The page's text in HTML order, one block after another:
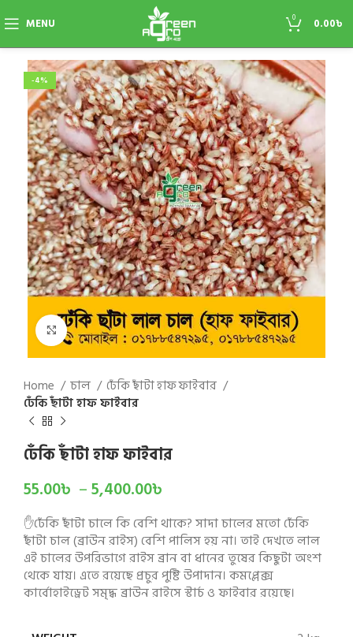
MENU 0 0.00৳
-4%
Click to enlarge
Home চাল
ঢেঁকি ছাঁটা হাফ ফাইবার
ঢেঁকি ছাঁটা হাফ ফাইবার
ঢেঁকি ছাঁটা হাফ ফাইবার
55.00৳ –5,400.00৳
✋ঢেঁকি ছাঁটা চালে কি বেশি থাকে? সাদা চালের মতো ঢেঁকি
ছাঁটা চাল (ব্রাউন রাইস) বেশি পালিস হয় না। তাই দেখতে লাল
এই চালের উপরিভাগে রাইস ব্রান বা ধানের তুষের কিছুটা অংশ
থেকে যায়। এতে রয়েছে প্রচুর পুষ্টি উপাদান। কমপ্লেক্স
কার্বোহাইড্রেট সমৃদ্ধ ব্রাউন রাইসে স্টার্চ ও ফাইবার রয়েছে।